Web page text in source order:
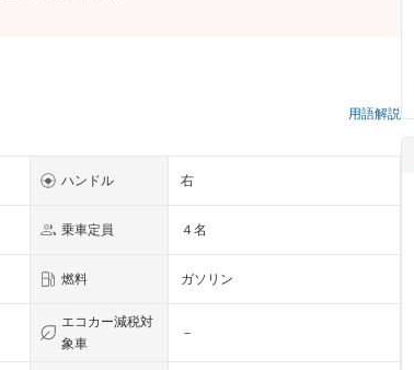
用語解説
ハンドル 右
乗車定員 ４名
燃料 ガソリン
エコカー減税対
象車
－